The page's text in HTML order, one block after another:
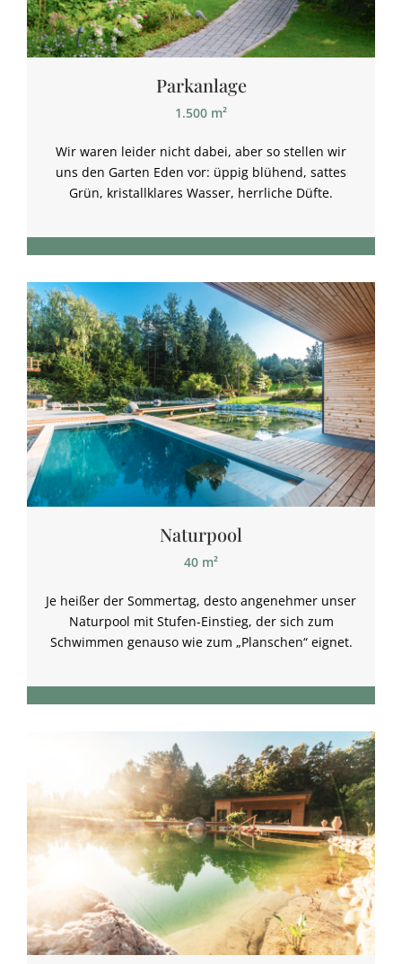
Parkanlage
1.500 m²
Wir waren leider nicht dabei, aber so stellen wir
uns den Garten Eden vor: üppig blühend, sattes
Grün, kristallklares Wasser, herrliche Düfte.
Naturpool
40 m²
Je heißer der Sommertag, desto angenehmer unser
Naturpool mit Stufen-Einstieg, der sich zum
Schwimmen genauso wie zum „Planschen“ eignet.